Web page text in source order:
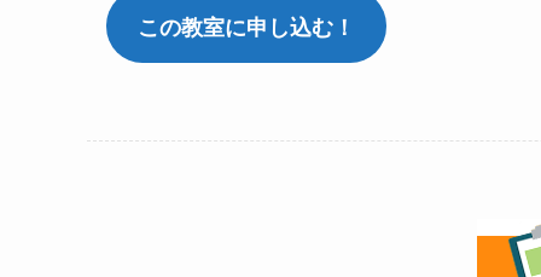
この教室に申し込む！